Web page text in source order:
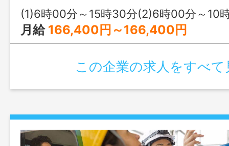
(1)6時00分～15時30分(2)6時00分～10
月給 166,400円～166,400円
この企業の求人をすべて